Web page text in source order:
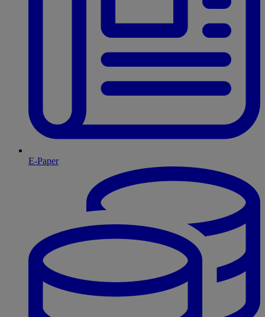
E-Paper